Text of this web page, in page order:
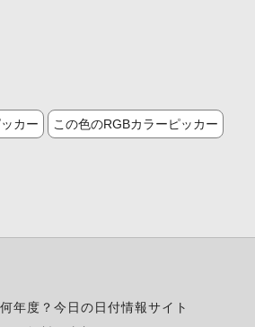
カー この色のRGBカラーピッカー
年度？今日の日付情報サイト